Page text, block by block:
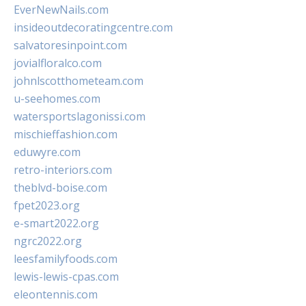
EverNewNails.com
insideoutdecoratingcentre.com
salvatoresinpoint.com
jovialfloralco.com
johnlscotthometeam.com
u-seehomes.com
watersportslagonissi.com
mischieffashion.com
eduwyre.com
retro-interiors.com
theblvd-boise.com
fpet2023.org
e-smart2022.org
ngrc2022.org
leesfamilyfoods.com
lewis-lewis-cpas.com
eleontennis.com